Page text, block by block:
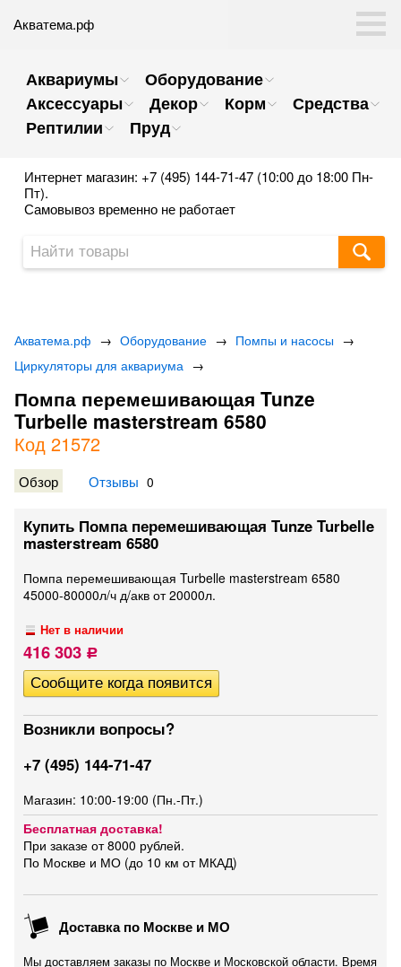
Акватема.рф
Аквариумы
Оборудование
Аксессуары
Декор Корм
Средства
Рептилии
Пруд
Интернет магазин: +7 (495) 144-71-47 (10:00 до 18:00 Пн-
Пт).
Самовывоз временно не работает
Акватема.рф → Оборудование → Помпы и насосы →
Циркуляторы для аквариума →
Помпа перемешивающая Tunze
Turbelle masterstream 6580
Код 21572
Обзор Отзывы 0
Купить Помпа перемешивающая Tunze Turbelle
masterstream 6580
Помпа перемешивающая Turbelle masterstream 6580
45000-80000л/ч д/акв от 20000л.
Нет в наличии
416 303 Р
Возникли вопросы?
+7 (495) 144-71-47
Магазин: 10:00-19:00 (Пн.-Пт.)
Бесплатная доставка!
При заказе от 8000 рублей.
По Москве и МО (до 10 км от МКАД)
Доставка по Москве и МО
Мы доставляем заказы по Москве и Московской области. Время